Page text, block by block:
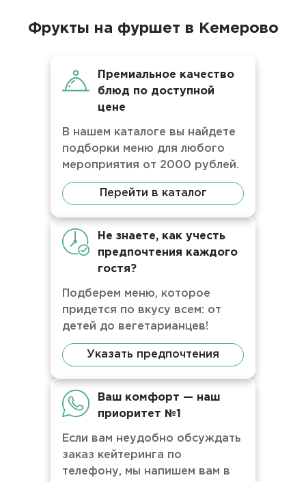
Фрукты на фуршет в Кемерово
Премиальное качество
блюд по доступной
цене
В нашем каталоге вы найдете
подборки меню для любого
мероприятия от 2000 рублей.
Перейти в каталог
Не знаете, как учесть
предпочтения каждого
гостя?
Подберем меню, которое
придется по вкусу всем: от
детей до вегетарианцев!
Указать предпочтения
Ваш комфорт — наш
приоритет №1
Если вам неудобно обсуждать
заказ кейтеринга по
телефону, мы напишем вам в